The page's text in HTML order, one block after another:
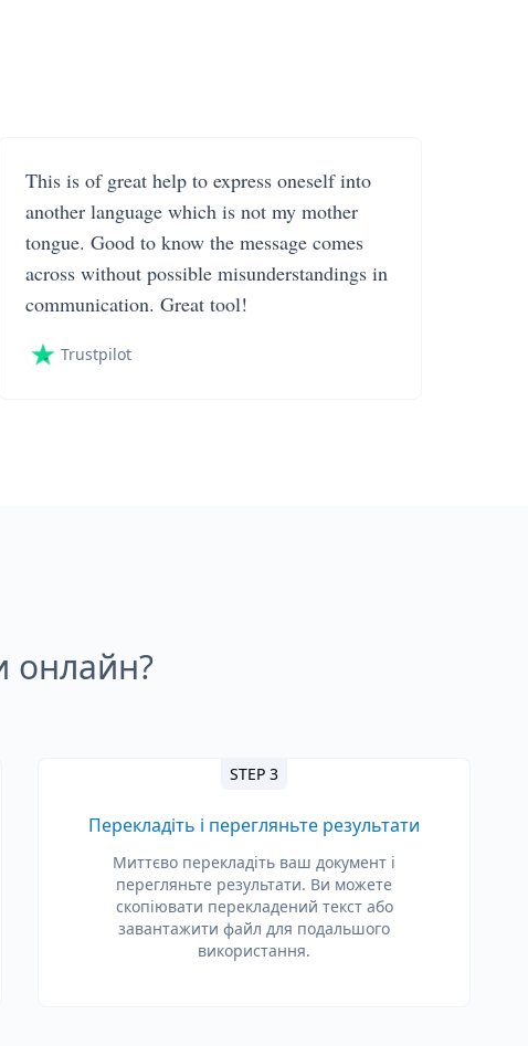
This is of great help to express oneself into
another language which is not my mother
tongue. Good to know the message comes
across without possible misunderstandings in
communication. Great tool!
Trustpilot
онлайн?
STEP 3
Перекладіть і перегляньте результати
Миттєво перекладіть ваш документ і
перегляньте результати. Ви можете
скопіювати перекладений текст або
завантажити файл для подальшого
використання.